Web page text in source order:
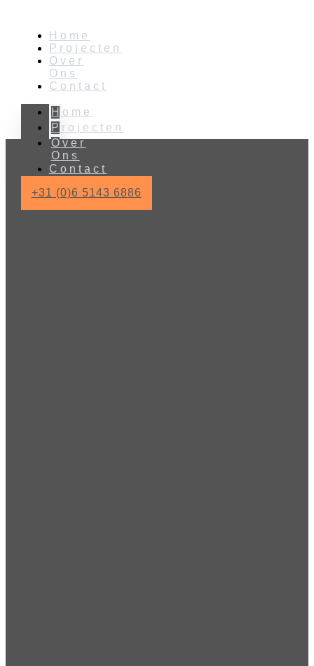
Home
Projecten
Over
Ons
Contact
Home
Projecten
Over
Ons
Contact
+31 (0)6 5143 6886